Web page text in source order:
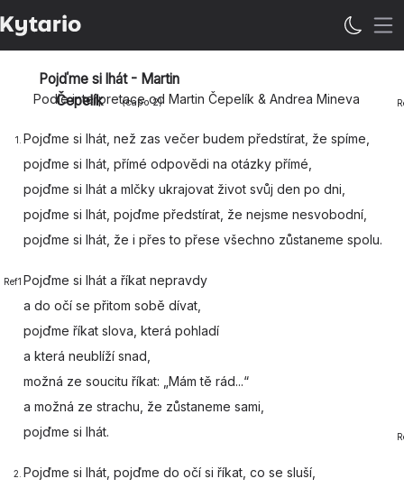
Pojďme si lhát - Martin
Čepelík
(capo2)
Podle interpretace od Martin Čepelík & Andrea Mineva
1. Pojďme si lhát, než zas večer budem předstírat, že spíme,
pojďme si lhát, přímé odpovědi na otázky přímé,
pojďme si lhát a mlčky ukrajovat život svůj den po dni,
pojďme si lhát, pojďme předstírat, že nejsme nesvobodní,
pojďme si lhát, že i přes to přese všechno zůstaneme spolu.
Ref1 Pojďme si lhát a říkat nepravdy
a do očí se přitom sobě dívat,
pojďme říkat slova, která pohladí
a která neublíží snad,
možná ze soucitu říkat: „Mám tě rád...“
a možná ze strachu, že zůstaneme sami,
pojďme si lhát.
2. Pojďme si lhát, pojďme do očí si říkat, co se sluší,